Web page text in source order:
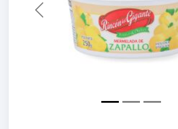
Previous